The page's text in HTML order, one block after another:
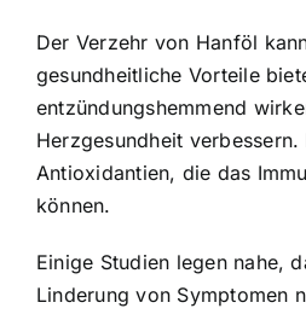
Der Verzehr von Hanföl
gesundheitliche Vorteile
entzündungshemmend
Herzgesundheit
Antioxidantien, die das
können.
Einige Studien legen nahe,
Linderung von Symptomen